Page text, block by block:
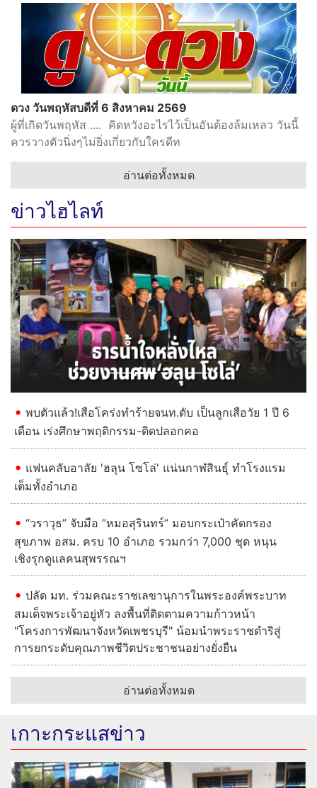
ดวง วันพฤหัสบดีที่ 6 สิงหาคม 2569
ผู้ที่เกิดวันพฤหัส .... คิดหวังอะไรไว้เป็นอันต้องล้มเหลว วันนี้
ควรวางตัวนิ่งๆไม่ยิ่งเกี่ยวกับใครดีท
อ่านต่อทั้งหมด
ข่าวไฮไลท์
Previous Next
พบตัวแล้ว!เสือโคร่งทำร้ายจนท.ดับ เป็นลูกเสือวัย 1 ปี 6
เดือน เร่งศึกษาพฤติกรรม-ติดปลอกคอ
แฟนคลับอาลัย 'ฮลุน โซโล่' แน่นกาฬสินธุ์ ทำโรงแรม
เต็มทั้งอำเภอ
“วราวุธ” จับมือ “หมอสุรินทร์” มอบกระเป๋าคัดกรอง
สุขภาพ อสม. ครบ 10 อำเภอ รวมกว่า 7,000 ชุด หนุน
เชิงรุกดูแลคนสุพรรณฯ
ปลัด มท. ร่วมคณะราชเลขานุการในพระองค์พระบาท
สมเด็จพระเจ้าอยู่หัว ลงพื้นที่ติดตามความก้าวหน้า
"โครงการพัฒนาจังหวัดเพชรบุรี" น้อมนำพระราชดำริสู่
การยกระดับคุณภาพชีวิตประชาชนอย่างยั่งยืน
อ่านต่อทั้งหมด
เกาะกระแสข่าว